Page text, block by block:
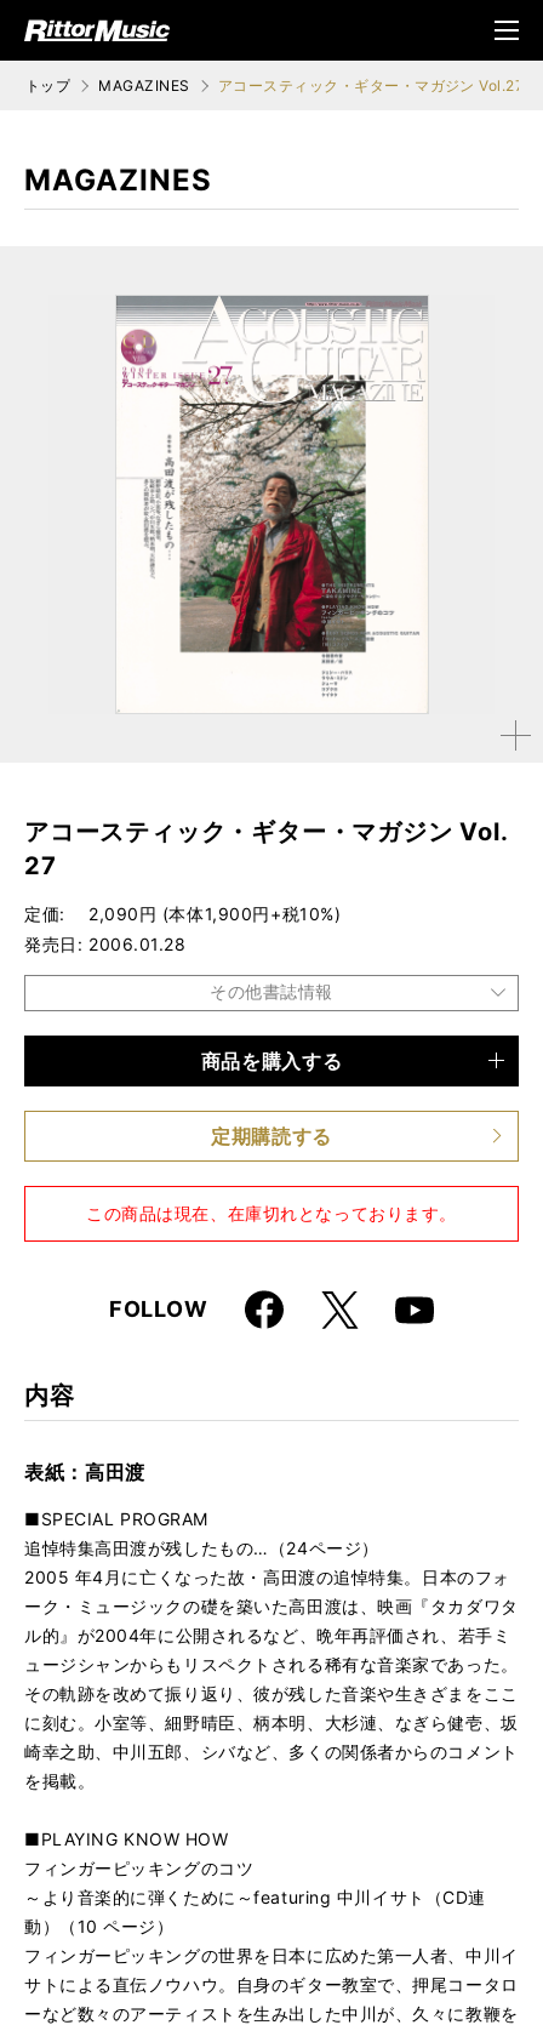
ジック (Rittor Musi
メニ
ュ
トップ MAGAZINES アコースティック・ギター・マガジン Vol.27
MAGAZINES
拡大す
アコースティック・ギター・マガジン Vol.
27
定価
2,090円 (本体1,900円+税10%)
発売日
2006.01.28
その他書誌情報
仕様 A4変形判 / 204ページ / CD付き
商品を購入する
定期購読する
この商品は現在、在庫切れとなっております。
FOLLOWFaceboo
k
X Youtube
内容
表紙：高田渡
■SPECIAL PROGRAM
追悼特集高田渡が残したもの…（24ページ）
2005 年4月に亡くなった故・高田渡の追悼特集。日本のフォ
ーク・ミュージックの礎を築いた高田渡は、映画『タカダワタ
ル的』が2004年に公開されるなど、晩年再評価され、若手ミ
ュージシャンからもリスペクトされる稀有な音楽家であった。
その軌跡を改めて振り返り、彼が残した音楽や生きざまをここ
に刻む。小室等、細野晴臣、柄本明、大杉漣、なぎら健壱、坂
崎幸之助、中川五郎、シバなど、多くの関係者からのコメント
を掲載。
■PLAYING KNOW HOW
フィンガーピッキングのコツ
～より音楽的に弾くために～featuring 中川イサト（CD連
動）（10 ページ）
フィンガーピッキングの世界を日本に広めた第一人者、中川イ
サトによる直伝ノウハウ。自身のギター教室で、押尾コータロ
ーなど数々のアーティストを生み出した中川が、久々に教鞭を